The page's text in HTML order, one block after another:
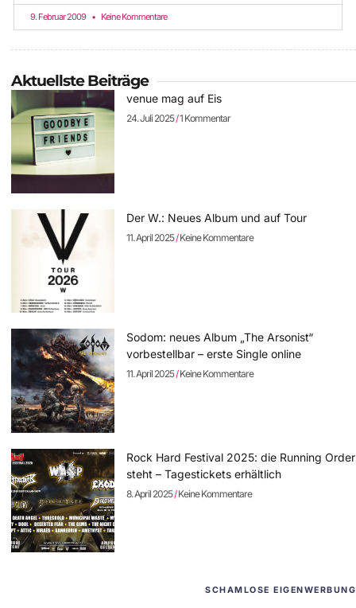
9. Februar 2009 Keine Kommentare
Aktuellste Beiträge
venue mag auf Eis
24. Juli 2025 1 Kommentar
Der W.: Neues Album und auf Tour
11. April 2025 Keine Kommentare
Sodom: neues Album „The Arsonist“
vorbestellbar – erste Single online
11. April 2025 Keine Kommentare
Rock Hard Festival 2025: die Running Order
steht – Tagestickets erhältlich
8. April 2025 Keine Kommentare
SCHAMLOSE EIGENWERBUNG